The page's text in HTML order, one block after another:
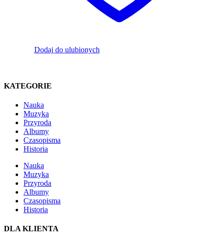
Dodaj do ulubionych
KATEGORIE
Nauka
Muzyka
Przyroda
Albumy
Czasopisma
Historia
Nauka
Muzyka
Przyroda
Albumy
Czasopisma
Historia
DLA KLIENTA